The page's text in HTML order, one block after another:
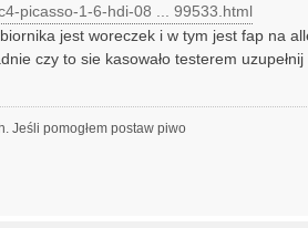
picasso-1-6-hdi-08 ... 99533.html
jest woreczek i w tym jest fap na
czy to sie kasowało testerem
Jeśli pomogłem postaw piwo